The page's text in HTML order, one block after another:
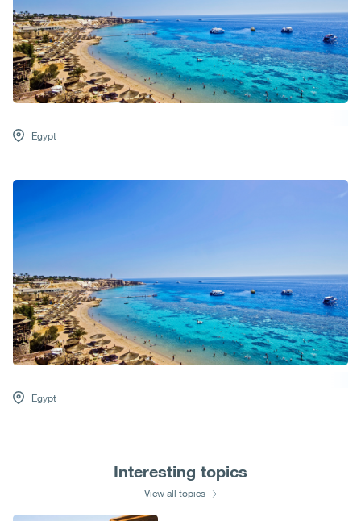
Egypt
Egypt
Interesting topics
View all topics